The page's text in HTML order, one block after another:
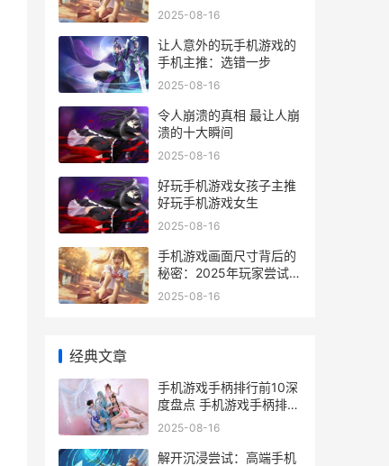
2025-08-16
让人意外的玩手机游戏的
手机主推：选错一步
2025-08-16
令人崩溃的真相 最让人崩
溃的十大瞬间
2025-08-16
好玩手机游戏女孩子主推
好玩手机游戏女生
2025-08-16
手机游戏画面尺寸背后的
秘密：2025年玩家尝试为
啥子全靠这一点 手机游戏
2025-08-16
经典文章
手机游戏手柄排行前10深
度盘点 手机游戏手柄排行
榜
2025-08-16
解开沉浸尝试：高端手机